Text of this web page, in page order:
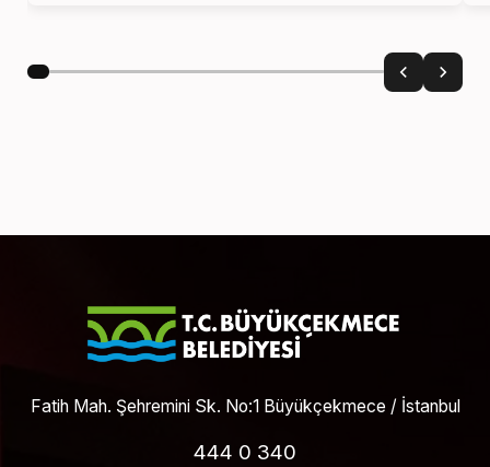
Fatih Mah. Şehremini Sk. No:1 Büyükçekmece / İstanbul
444 0 340